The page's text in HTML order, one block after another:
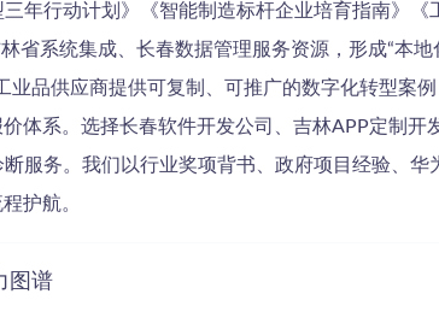
年行动计划》《智能制造标杆企业培育指南》《
省系统集成、长春数据管理服务资源，形成“本
品供应商提供可复制、可推广的数字化转型案
体系。选择长春软件开发公司、吉林APP定制开
服务。我们以行业奖项背书、政府项目经验、华
护航。
图谱